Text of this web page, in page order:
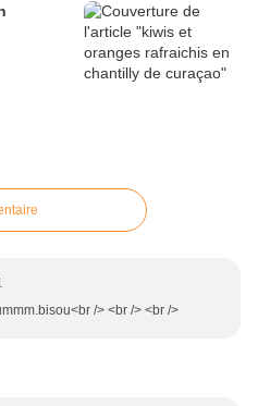
/> <br /> <br />